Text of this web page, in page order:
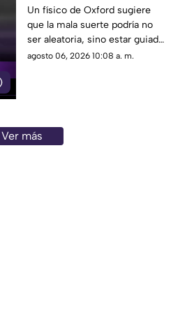
patrones ocultos detrás
del azar
Un físico de Oxford sugiere
que la mala suerte podría no
ser aleatoria, sino estar guiada
por leyes ocultas y fuerzas
agosto 06, 2026 10:08 a. m.
Ver más